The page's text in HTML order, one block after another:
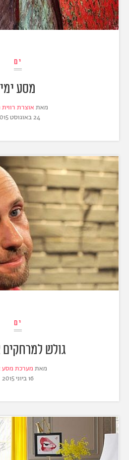
ים
מסע ימי
מאת אוצרת רווית
24 באוגוסט 2015
ים
גולש למרחקים
מאת מערכת מסע
16 ביוני 2015